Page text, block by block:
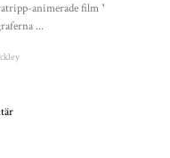
animerade film Yellow
...